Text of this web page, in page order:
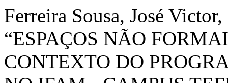
Ferreira Sousa, José
“ESPAÇOS NÃO
CONTEXTO DO